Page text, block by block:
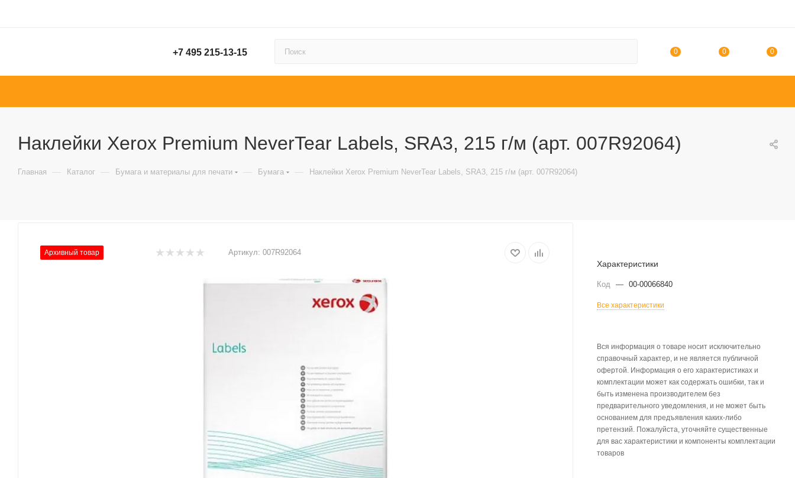
+7 495 215-13-15 0 0 0
Наклейки Xerox Premium NeverTear Labels, SRA3, 215 г/м (арт. 007R92064)
Главная — Каталог — Бумага и материалы для печати — Бумага — Наклейки Xerox Premium NeverTear Labels, SRA3, 215 г/м (арт. 007R92064)
Архивный товар Артикул: 007R92064
Характеристики
Код — 00-00066840
Все характеристики
Вся информация о товаре носит исключительно
справочный характер, и не является публичной
офертой. Информация о его характеристиках и
комплектации может как содержать ошибки, так и
быть изменена производителем без
предварительного уведомления, и не может быть
основанием для предъявления каких-либо
претензий. Пожалуйста, уточняйте существенные
для вас характеристики и компоненты комплектации
товаров